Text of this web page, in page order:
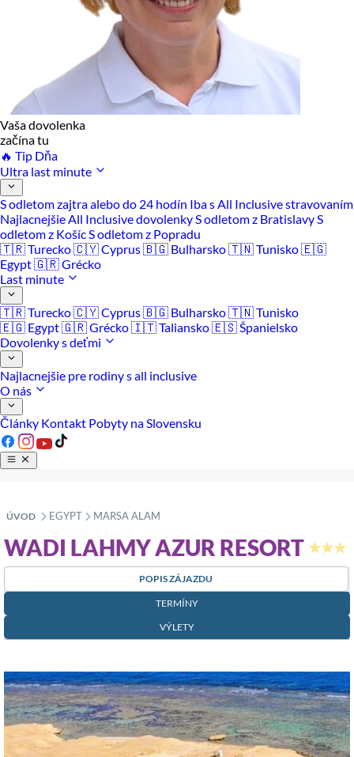
Vaša dovolenka
začína tu
🔥 Tip Dňa
Ultra last minute
S odletom zajtra alebo do 24 hodín Iba s All Inclusive stravovaním
Najlacnejšie All Inclusive dovolenkyS odletom z BratislavyS
odletom z KošícS odletom z Popradu
🇹🇷 Turecko🇨🇾 Cyprus🇧🇬 Bulharsko🇹🇳 Tunisko🇪🇬
Egypt🇬🇷 Grécko
Last minute
🇹🇷 Turecko🇨🇾 Cyprus🇧🇬 Bulharsko🇹🇳 Tunisko
🇪🇬 Egypt🇬🇷 Grécko🇮🇹 Taliansko🇪🇸 Španielsko
Dovolenky s deťmi
Najlacnejšie pre rodiny s all inclusive
O nás
Články Kontakt Pobyty na Slovensku
ÚVOD »
EGYPT »
MARSA ALAM
WADI LAHMY AZUR RESORT ★★★
POPIS ZÁJAZDU
TERMÍNY
VÝLETY
Povoliť vybrané
Odmietnuť